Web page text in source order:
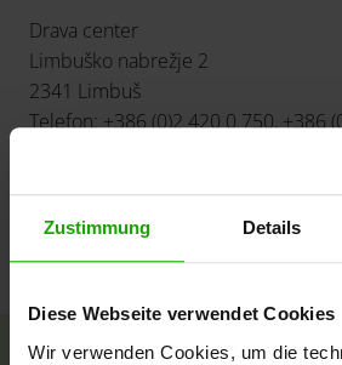
Zustimmung Details
Diese Webseite verwendet Cookies
Wir verwenden Cookies, um die
Drava center
Limbuško nabrežje 2
2341 Limbuš
Telefon: +386 (0)2 420 0 750, +386
www.dravacenter.si/
https://de-de.facebook.com/
+